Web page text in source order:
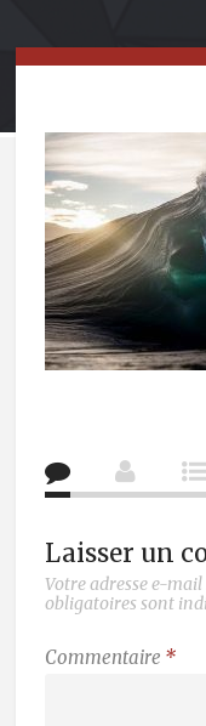
Laisser un
Votre adresse e-mail
obligatoires sont
Commentaire *